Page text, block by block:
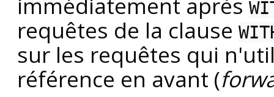
requêtes de la clause
sur les requêtes qui
référence en avant (